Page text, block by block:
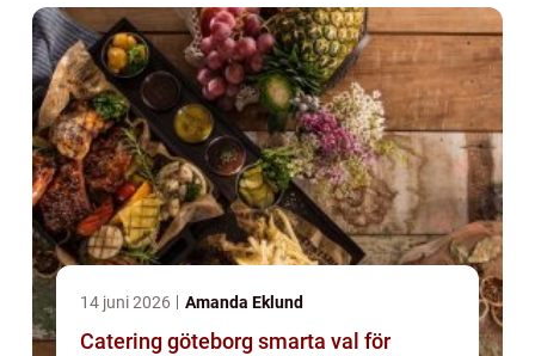
14 juni 2026 Amanda Eklund
Catering göteborg smarta val för